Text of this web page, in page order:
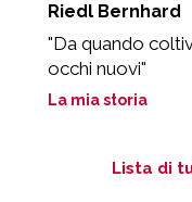
Riedl Bernhard
"Da quando
occhi nuovi"
La mia storia
Lista di